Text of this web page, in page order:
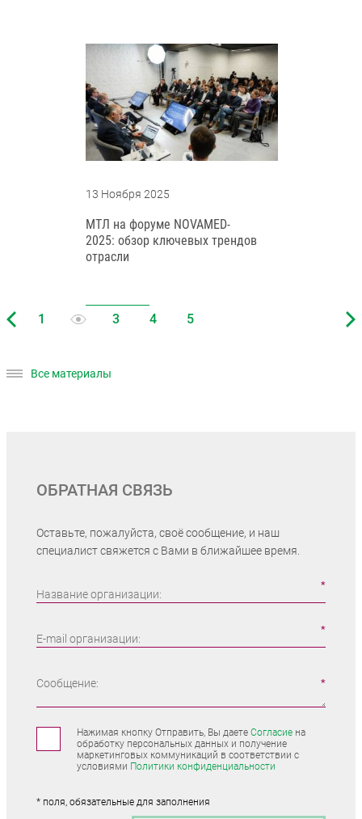
13 Ноября 2025
МТЛ на форуме NOVAMED-
2025: обзор ключевых трендов
отрасли
Все материалы
ОБРАТНАЯ СВЯЗЬ
Оставьте, пожалуйста, своё сообщение, и наш
специалист свяжется с Вами в ближайшее время.
Название организации:
E-mail организации:
Сообщение:
Нажимая кнопку Отправить, Вы даете Согласиена
обработку персональных данных и получение
маркетинговых коммуникаций в соответствии с
условиями Политики конфиденциальности
* поля, обязательные для заполнения